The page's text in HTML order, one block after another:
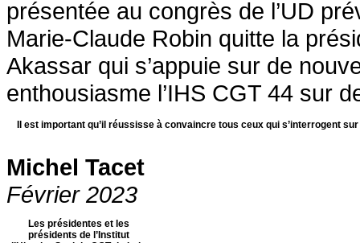
présentée au congrès de l’UD
Marie-Claude Robin quitte la
Akassar qui s’appuie sur de
enthousiasme l’IHS CGT 44 sur
Il est important qu’il réussisse à convaincre tous ceux qui s’interrogent
Michel Tacet
Février 2023
Les présidentes et les
présidents de l’Institut